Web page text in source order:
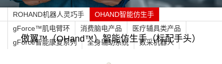
ROHAND机器人灵巧手
OHAND智能仿生手
gForce™肌电臂环
消费脑电产品
医疗辅具类产品
gForce智能康复系列
全身辅助系统 数采机器人
傲翼™（OHand™）智能仿生手（标配手头）